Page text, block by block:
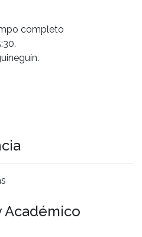
completo
Académico